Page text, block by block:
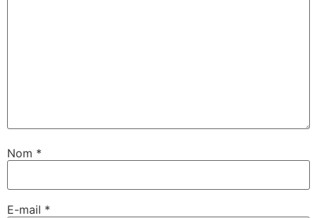
Nom *
E-mail *